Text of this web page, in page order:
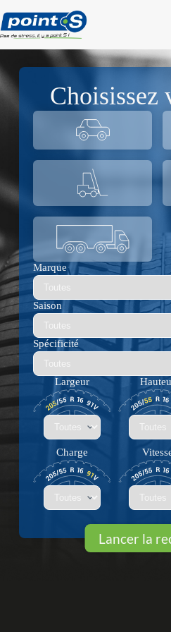
au
contenu
Choisissez
Marque
Saison
Spécificité
Largeur
Charge